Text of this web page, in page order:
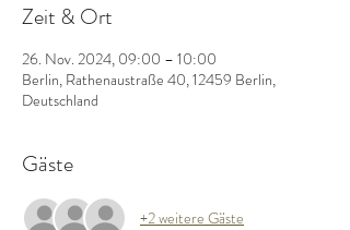
Zeit & Ort
26. Nov. 2024, 09:00 – 10:00
Berlin, Rathenaustraße 40, 12459 Berlin,
Deutschland
Gäste
+2 weitere Gäste